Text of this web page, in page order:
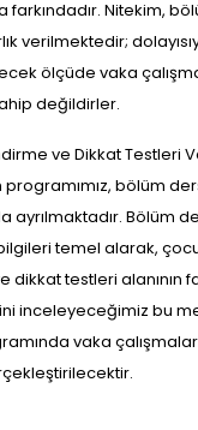
farkındadır. Nitekim,
verilmektedir;
ölçüde vaka
değildirler.
ve Dikkat Testleri
bölüm
ayrılmaktadır. Bölüm
temel alarak,
testleri alanının
inceleyeceğimiz bu
vaka